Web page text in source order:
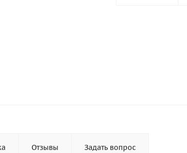
Отзывы Задать вопрос